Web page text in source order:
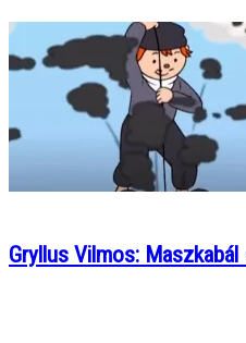
Gryllus Vilmos: